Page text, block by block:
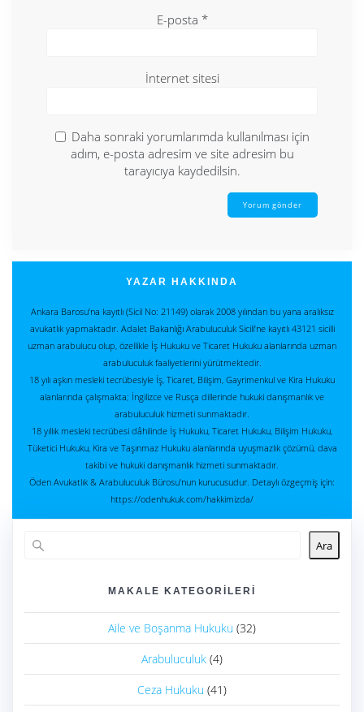
E-posta *
İnternet sitesi
Daha sonraki yorumlarımda kullanılması için
adım, e-posta adresim ve site adresim bu
tarayıcıya kaydedilsin.
YAZAR HAKKINDA
Ankara Barosu’na kayıtlı (Sicil No: 21149) olarak 2008 yılından bu yana aralıksız
avukatlık yapmaktadır. Adalet Bakanlığı Arabuluculuk Sicili’ne kayıtlı 43121 sicilli
uzman arabulucu olup, özellikle İş Hukuku ve Ticaret Hukuku alanlarında uzman
arabuluculuk faaliyetlerini yürütmektedir.
18 yılı aşkın mesleki tecrübesiyle İş, Ticaret, Bilişim, Gayrimenkul ve Kira Hukuku
alanlarında çalışmakta; İngilizce ve Rusça dillerinde hukuki danışmanlık ve
arabuluculuk hizmeti sunmaktadır.
18 yıllık mesleki tecrübesi dâhilinde İş Hukuku, Ticaret Hukuku, Bilişim Hukuku,
Tüketici Hukuku, Kira ve Taşınmaz Hukuku alanlarında uyuşmazlık çözümü, dava
takibi ve hukuki danışmanlık hizmeti sunmaktadır.
Öden Avukatlık & Arabuluculuk Bürosu'nun kurucusudur. Detaylı özgeçmiş için:
https://odenhukuk.com/hakkimizda/
Ara
MAKALE KATEGORILERI
Aile ve Boşanma Hukuku (32)
Arabuluculuk (4)
Ceza Hukuku (41)